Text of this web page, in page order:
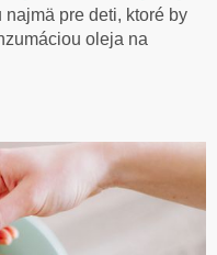
pre deti, ktoré by
oleja na